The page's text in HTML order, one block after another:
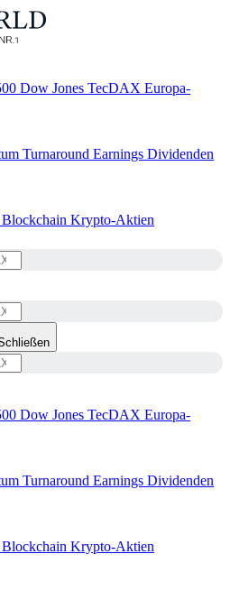
Dow Jones TecDAX Europa-
Turnaround Earnings Dividenden
Blockchain Krypto-Aktien
Dow Jones TecDAX Europa-
Turnaround Earnings Dividenden
Blockchain Krypto-Aktien